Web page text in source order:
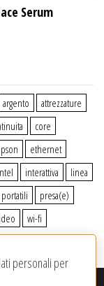
Serum
argento
attrezzature
core
ethernet
interattiva
linea
portatili
presa(e)
wi-fi
personali per